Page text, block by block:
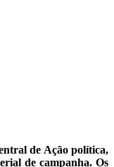
de Ação política,
de campanha. Os